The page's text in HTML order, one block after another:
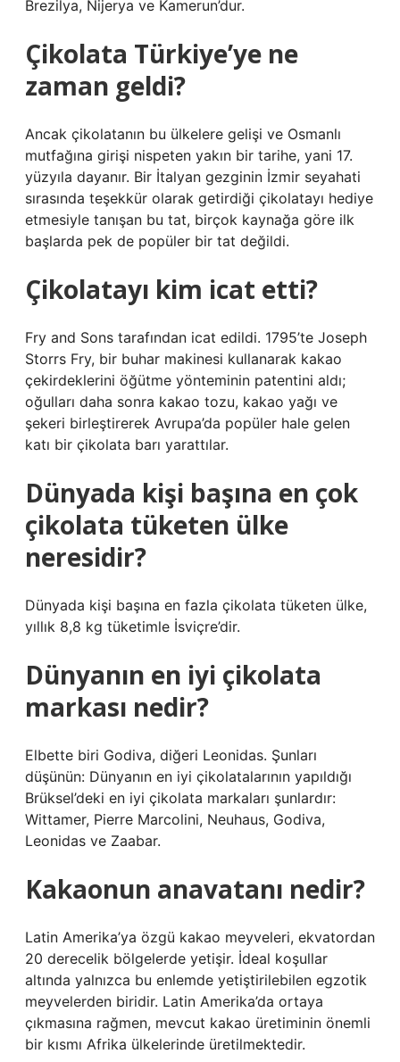
Brezilya, Nijerya ve Kamerun’dur.
Çikolata Türkiye’ye ne
zaman geldi?
Ancak çikolatanın bu ülkelere gelişi ve Osmanlı
mutfağına girişi nispeten yakın bir tarihe, yani 17.
yüzyıla dayanır. Bir İtalyan gezginin İzmir seyahati
sırasında teşekkür olarak getirdiği çikolatayı hediye
etmesiyle tanışan bu tat, birçok kaynağa göre ilk
başlarda pek de popüler bir tat değildi.
Çikolatayı kim icat etti?
Fry and Sons tarafından icat edildi. 1795’te Joseph
Storrs Fry, bir buhar makinesi kullanarak kakao
çekirdeklerini öğütme yönteminin patentini aldı;
oğulları daha sonra kakao tozu, kakao yağı ve
şekeri birleştirerek Avrupa’da popüler hale gelen
katı bir çikolata barı yarattılar.
Dünyada kişi başına en çok
çikolata tüketen ülke
neresidir?
Dünyada kişi başına en fazla çikolata tüketen ülke,
yıllık 8,8 kg tüketimle İsviçre’dir.
Dünyanın en iyi çikolata
markası nedir?
Elbette biri Godiva, diğeri Leonidas. Şunları
düşünün: Dünyanın en iyi çikolatalarının yapıldığı
Brüksel’deki en iyi çikolata markaları şunlardır:
Wittamer, Pierre Marcolini, Neuhaus, Godiva,
Leonidas ve Zaabar.
Kakaonun anavatanı nedir?
Latin Amerika’ya özgü kakao meyveleri, ekvatordan
20 derecelik bölgelerde yetişir. İdeal koşullar
altında yalnızca bu enlemde yetiştirilebilen egzotik
meyvelerden biridir. Latin Amerika’da ortaya
çıkmasına rağmen, mevcut kakao üretiminin önemli
bir kısmı Afrika ülkelerinde üretilmektedir.